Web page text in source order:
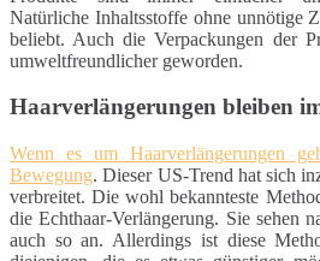
Natürliche Inhaltsstoffe ohne unnötige
beliebt. Auch die Verpackungen der
umweltfreundlicher geworden.
Haarverlängerungen bleiben
Wenn es um Haarverlängerungen
Bewegung. Dieser US-Trend hat sich
verbreitet. Die wohl bekannteste
die Echthaar-Verlängerung. Sie sehen
auch so an. Allerdings ist diese